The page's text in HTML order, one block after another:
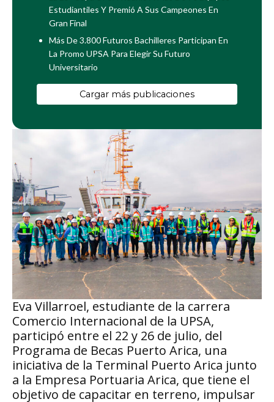
Eva Villarroel, estudiante de la carrera
Comercio Internacional de la UPSA,
participó entre el 22 y 26 de julio, del
Programa de Becas Puerto Arica, una
iniciativa de la Terminal Puerto Arica junto
a la Empresa Portuaria Arica, que tiene el
objetivo de capacitar en terreno, impulsar
Estudiantiles Y Premió A Sus Campeones En
Gran Final
Más De 3.800 Futuros Bachilleres Participan En
La Promo UPSA Para Elegir Su Futuro
Universitario
Cargar más publicaciones